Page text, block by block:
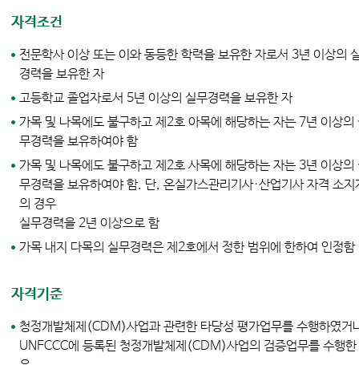
자격조건
전문학사 이상 또는 이와 동등한 학력을 보유한 자로서 3년 이상의
경력을 보유한 자
고등학교 졸업자로서 5년 이상의 실무경력을 보유한 자
가목 및 나목에도 불구하고 제2호 아목에 해당하는 자는 7년 이상의
무경력을 보유하여야 함
가목 및 나목에도 불구하고 제2호 사목에 해당하는 자는 3년 이상의
무경력을 보유하여야 함. 단, 온실가스관리기사·산업기사 자격 소지
의 경우
실무경력을 2년 이상으로 함
가목 내지 다목의 실무경력은 제2호에서 정한 범위에 한하여 인정함
자격기준
청정개발체제(CDM)사업과 관련한 타당성 평가업무를 수행하였거
UNFCCC에 등록된 청정개발체제(CDM)사업의 검증업무를 수행